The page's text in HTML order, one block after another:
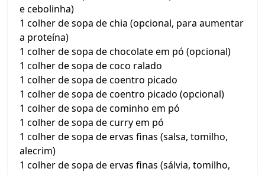
e cebolinha)
1 colher de sopa de chia (opcional, para aumentar
a proteína)
1 colher de sopa de chocolate em pó (opcional)
1 colher de sopa de coco ralado
1 colher de sopa de coentro picado
1 colher de sopa de coentro picado (opcional)
1 colher de sopa de cominho em pó
1 colher de sopa de curry em pó
1 colher de sopa de ervas finas (salsa, tomilho,
alecrim)
1 colher de sopa de ervas finas (sálvia, tomilho,